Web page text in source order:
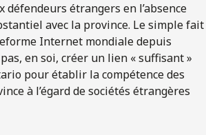
défendeurs étrangers en l’absence
avec la province. Le simple fait
Internet mondiale depuis
en soi, créer un lien « suffisant »
pour établir la compétence des
à l’égard de sociétés étrangères